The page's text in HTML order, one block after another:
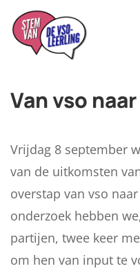
Van vso
Vrijdag 8 september
van de uitkomsten
overstap van vso
onderzoek hebben
partijen, twee keer
om hen van input te